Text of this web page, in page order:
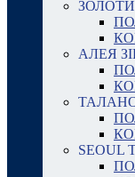
АЛЕЯ
SEOUL